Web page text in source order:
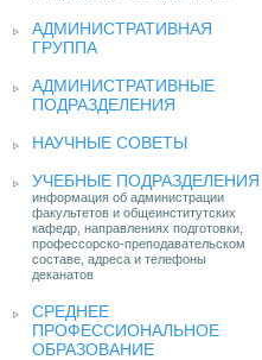
АДМИНИСТРАТИВНАЯ
ГРУППА
АДМИНИСТРАТИВНЫЕ
ПОДРАЗДЕЛЕНИЯ
НАУЧНЫЕ СОВЕТЫ
УЧЕБНЫЕ ПОДРАЗДЕЛЕНИЯ
информация об администрации
факультетов и общеинститутских
кафедр, направлениях подготовки,
профессорско-преподавательском
составе, адреса и телефоны
деканатов
СРЕДНЕЕ
ПРОФЕССИОНАЛЬНОЕ
ОБРАЗОВАНИЕ